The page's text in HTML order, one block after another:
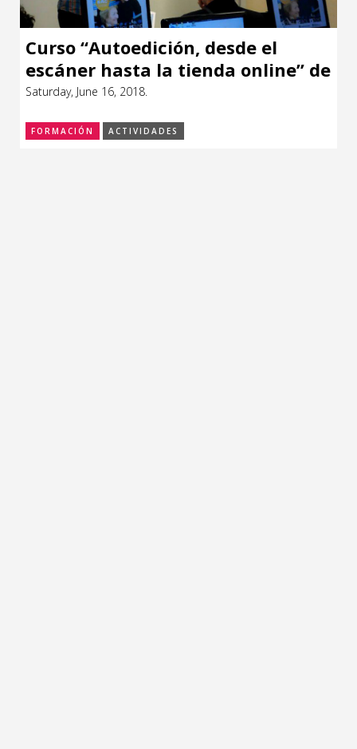
Curso “Autoedición, desde el
escáner hasta la tienda online” de
Marcos Vergara (Argentina)
Saturday, June 16, 2018.
FORMACIÓN ACTIVIDADES